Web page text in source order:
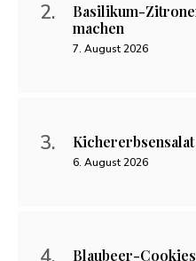
Basilikum-
machen
7. August 2026
6. August 2026
Blaubeer-